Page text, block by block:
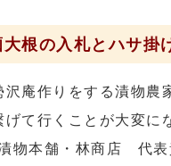
根の入札とハサ掛
庵作りをする漬物農
て行くことが大変に
物本舗・林商店 代